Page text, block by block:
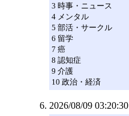
3 時事・ニュース
4 メンタル
5 部活・サークル
6 留学
7 癌
8 認知症
9 介護
10 政治・経済
2026/08/09 03:20:30